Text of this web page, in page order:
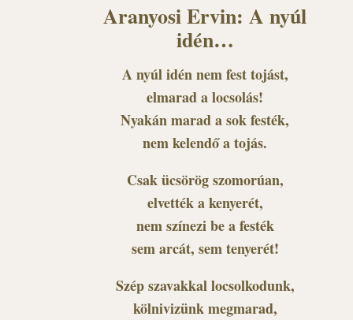
Aranyosi Ervin: A nyúl
idén…
A nyúl idén nem fest tojást,
elmarad a locsolás!
Nyakán marad a sok festék,
nem kelendő a tojás.
Csak ücsörög szomorúan,
elvették a kenyerét,
nem színezi be a festék
sem arcát, sem tenyerét!
Szép szavakkal locsolkodunk,
kölnivizünk megmarad,